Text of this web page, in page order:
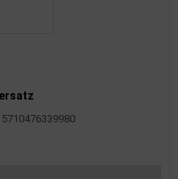
5710476339980